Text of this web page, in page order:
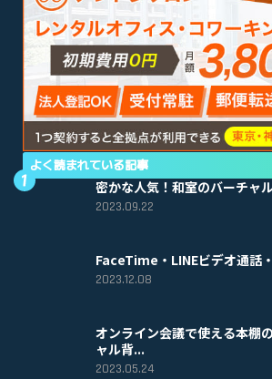
よく読まれている記事
密かな人気！和室のバーチャ
2023.09.22
FaceTime・LINEビデオ通話
2023.12.08
オンライン会議で使える本棚
ャル背...
2023.05.24